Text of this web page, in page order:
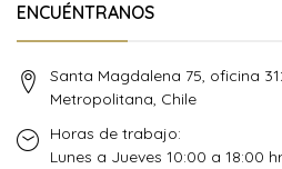
ENCUÉNTRANOS
Santa Magdalena 75, oficina
Metropolitana, Chile
Horas de trabajo:
Lunes a Jueves 10:00 a 18:00